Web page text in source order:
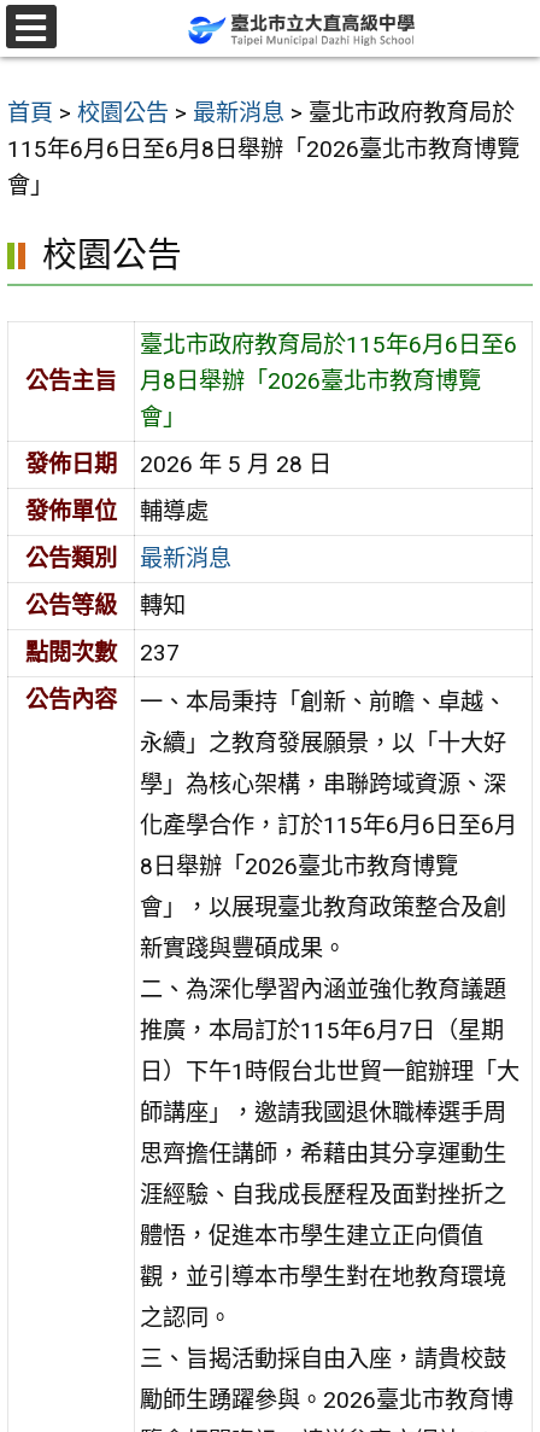
跳
至
要
內
容
首頁 > 校園公告 > 最新消息 > 臺北市政府教育局於
115年6月6日至6月8日舉辦「2026臺北市教育博覽
會」
校園公告
公告主旨
臺北市政府教育局於115年6月6日至6
月8日舉辦「2026臺北市教育博覽
會」
發佈日期
2026 年 5 月 28 日
發佈單位
輔導處
公告類別
最新消息
公告等級
轉知
點閱次數
237
公告內容
一、本局秉持「創新、前瞻、卓越、
永續」之教育發展願景，以「十大好
學」為核心架構，串聯跨域資源、深
化產學合作，訂於115年6月6日至6月
8日舉辦「2026臺北市教育博覽
會」，以展現臺北教育政策整合及創
新實踐與豐碩成果。
二、為深化學習內涵並強化教育議題
推廣，本局訂於115年6月7日（星期
日）下午1時假台北世貿一館辦理「大
師講座」，邀請我國退休職棒選手周
思齊擔任講師，希藉由其分享運動生
涯經驗、自我成長歷程及面對挫折之
體悟，促進本市學生建立正向價值
觀，並引導本市學生對在地教育環境
之認同。
三、旨揭活動採自由入座，請貴校鼓
勵師生踴躍參與。2026臺北市教育博
選
單